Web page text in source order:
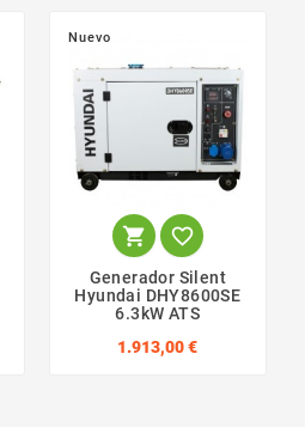
Nuevo
 
Generador Silent
Hyundai DHY8600SE
6.3kW ATS
1.913,00 €